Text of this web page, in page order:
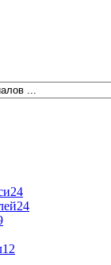
24
24
12